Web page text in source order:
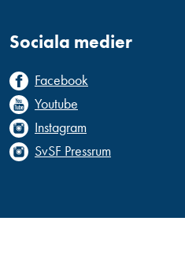
Sociala medier
Facebook
Youtube
Instagram
SvSF Pressrum